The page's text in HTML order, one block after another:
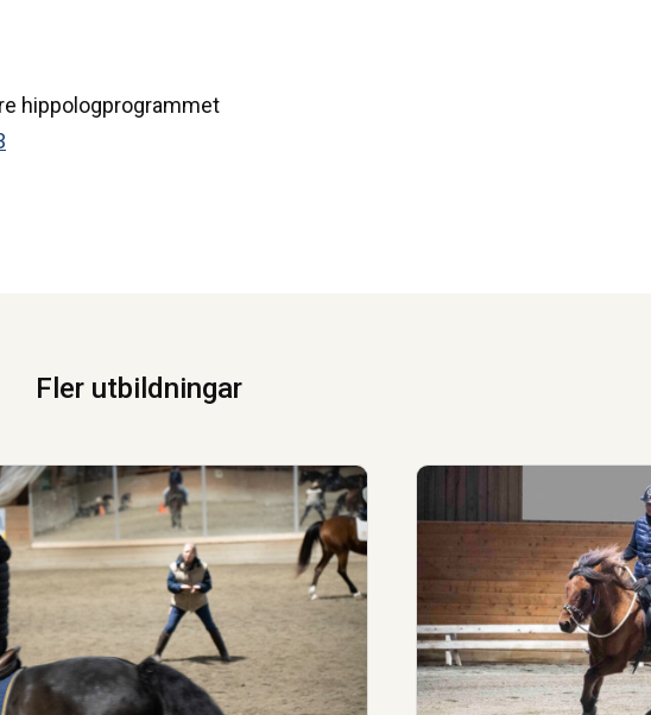
hippologprogrammet
Fler utbildningar